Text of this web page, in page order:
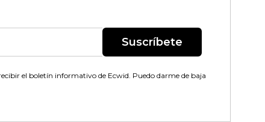
Suscríbete
el boletín informativo de Ecwid. Puedo darme de baja